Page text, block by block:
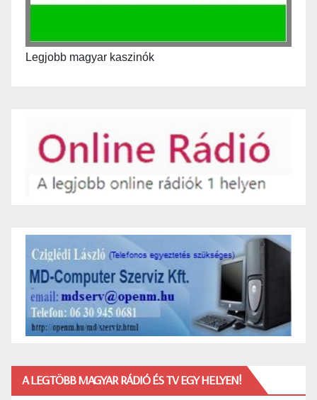
Legjobb magyar kaszinók
A LEGTÖBB MAGYAR RÁDIÓ ÉS TV EGY HELYEN!